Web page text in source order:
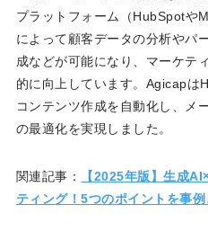
プラットフォーム（HubSpotや
によって顧客データの分析やパ
成などが可能になり、マーケテ
的に向上しています。Agicapは
コンテンツ作成を自動化し、メ
の最適化を実現しました。
関連記事：
【2025年版】生成
ティング！5つのポイントを事